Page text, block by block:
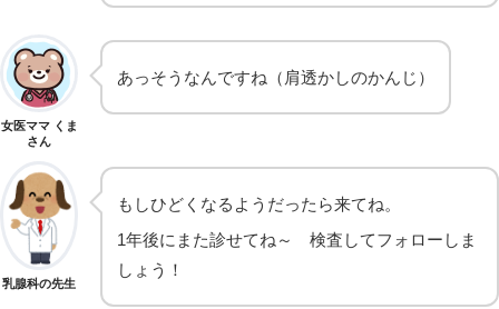
女医ママ くま
さん
あっそうなんですね（肩透かしのかんじ）
乳腺科の先生
もしひどくなるようだったら来てね。
1年後にまた診せてね～ 検査してフォローしま
しょう！